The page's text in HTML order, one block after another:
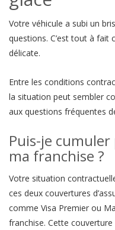
Votre véhicule a subi un
questions. C’est tout à fait
délicate.
Entre les conditions
la situation peut sembler
aux questions fréquentes
Puis-je
ma franchise ?
Votre situation
ces deux couvertures
comme Visa Premier ou
franchise. Cette